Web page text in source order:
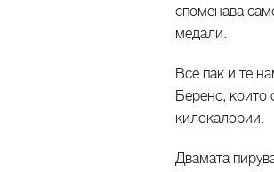
споменава
медали.
Все пак и те
Беренс,
килокалории.
Двамата